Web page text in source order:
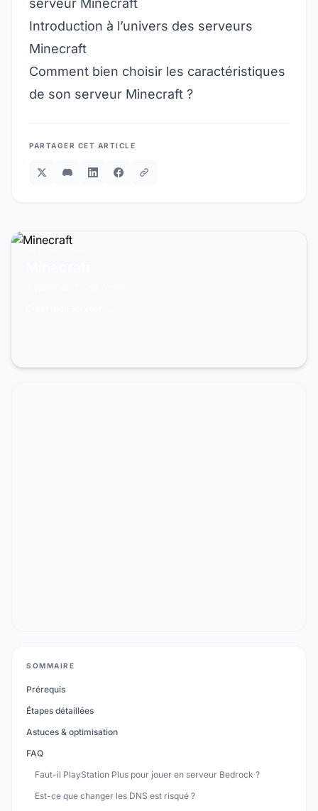
serveur Minecraft
Introduction à l’univers des serveurs
Minecraft
Comment bien choisir les caractéristiques
de son serveur Minecraft ?
PARTAGER CET ARTICLE
SOMMAIRE
Prérequis
Étapes détaillées
Astuces & optimisation
FAQ
Faut-il PlayStation Plus pour jouer en serveur Bedrock ?
Est-ce que changer les DNS est risqué ?